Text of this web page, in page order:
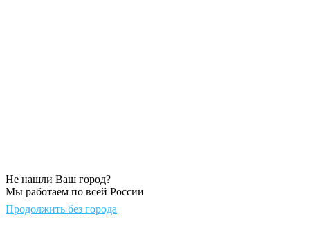
Не нашли Ваш город?
Мы работаем по всей России
Продолжить без города